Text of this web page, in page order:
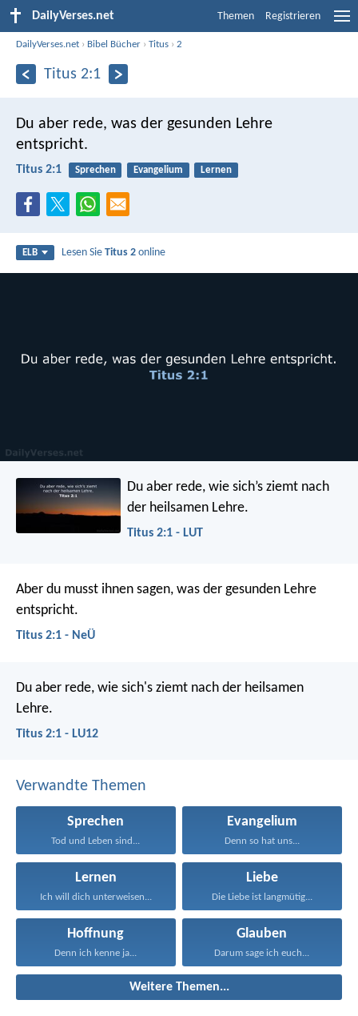
DailyVerses.net Themen Registrieren
DailyVerses.net › Bibel Bücher ›Titus ›2
Titus 2:1
Du aber rede, was der gesunden Lehre
entspricht.
Titus 2:1 Sprechen Evangelium Lernen
ELB Lesen SieTitus 2 online
Du aber rede, wie sich’s ziemt nach
der heilsamen Lehre.
Titus 2:1 - LUT
Aber du musst ihnen sagen, was der gesunden Lehre
entspricht.
Titus 2:1 - NeÜ
Du aber rede, wie sich's ziemt nach der heilsamen
Lehre.
Titus 2:1 - LU12
Verwandte Themen
Sprechen
Tod und Leben sind...
Evangelium
Denn so hat uns...
Lernen
Ich will dich unterweisen...
Liebe
Die Liebe ist langmütig...
Hoffnung
Denn ich kenne ja...
Glauben
Darum sage ich euch...
Weitere Themen...